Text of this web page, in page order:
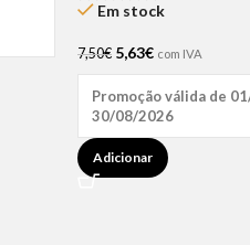
Em stock
7,50€ 5,63€ com IVA
Promoção válida de
30/08/2026
Adicionar